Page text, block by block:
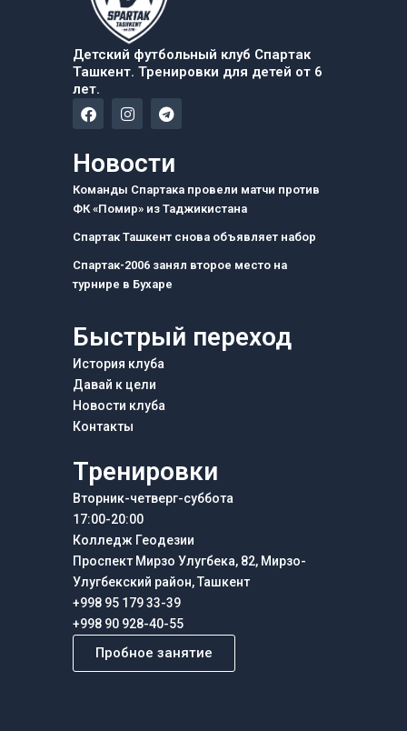
Детский футбольный клуб Спартак
Ташкент. Тренировки для детей от 6
лет.
F
a
e
b
o
k
I
n
a
g
r
a
m
T
e
g
a
m
Новости
Команды Спартака провели матчи против
ФК «Помир» из Таджикистана
Спартак Ташкент снова объявляет набор
Спартак-2006 занял второе место на
турнире в Бухаре
Быстрый переход
История клуба
Давай к цели
Новости клуба
Контакты
Тренировки
Вторник-четверг-суббота
17:00-20:00
Колледж Геодезии
Проспект Мирзо Улугбека, 82, Мирзо-
Улугбекский район, Ташкент
+998 95 179 33-39
+998 90 928-40-55
Пробное занятие